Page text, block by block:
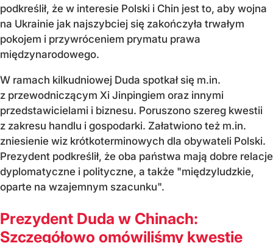
podkreślił, że w interesie Polski i Chin jest to, aby wojna
na Ukrainie jak najszybciej się zakończyła trwałym
pokojem i przywróceniem prymatu prawa
międzynarodowego.
W ramach kilkudniowej Duda spotkał się m.in.
z przewodniczącym Xi Jinpingiem oraz innymi
przedstawicielami i biznesu. Poruszono szereg kwestii
z zakresu handlu i gospodarki. Załatwiono też m.in.
zniesienie wiz krótkoterminowych dla obywateli Polski.
Prezydent podkreślił, że oba państwa mają dobre relacje
dyplomatyczne i polityczne, a także "międzyludzkie,
oparte na wzajemnym szacunku".
Prezydent Duda w Chinach:
Szczegółowo omówiliśmy kwestie